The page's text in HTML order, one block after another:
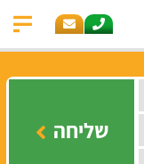
שליחה